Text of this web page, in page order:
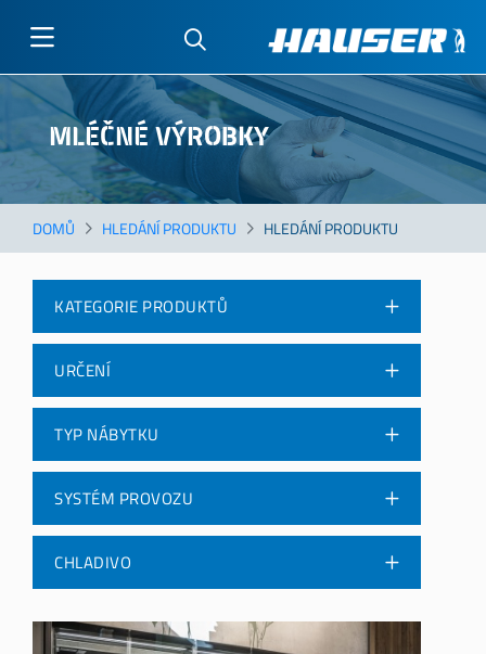
Přejít
hlavnímu
obsahu
MLÉČNÉ VÝROBKY
DOMŮ HLEDÁNÍ PRODUKTU HLEDÁNÍ PRODUKTU
KATEGORIE PRODUKTŮ
URČENÍ
TYP NÁBYTKU
SYSTÉM PROVOZU
CHLADIVO